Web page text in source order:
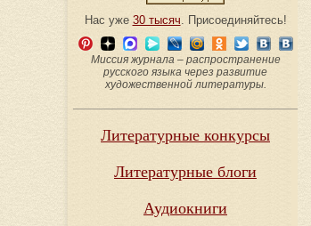
Нас уже 30 тысяч. Присоединяйтесь!
Миссия журнала – распространение
русского языка через развитие
художественной литературы.
Литературные конкурсы
Литературные блоги
Аудиокниги